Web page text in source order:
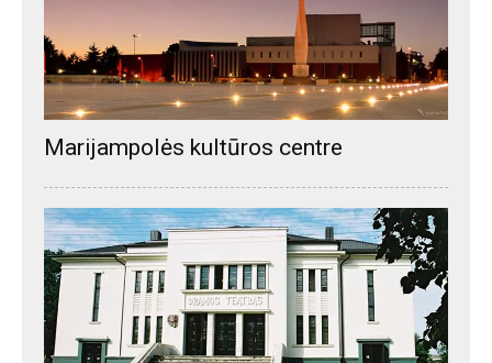
Marijampolės kultūros centre